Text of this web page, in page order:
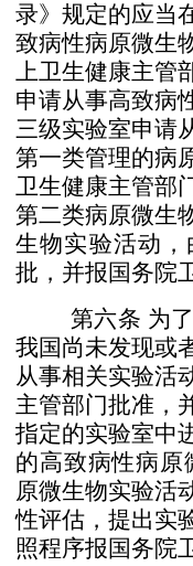
录》规定的应当
致病性病原微生
上卫生健康主管
申请从事高致病
三级实验室申请
第一类管理的病
卫生健康主管部
第二类病原微生
生物实验活动
批，并报国务院
第六条 为
我国尚未发现或
从事相关实验活
主管部门批准，
指定的实验室中
的高致病性病原
原微生物实验活
性评估，提出实
照程序报国务院